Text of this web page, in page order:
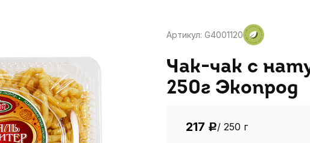
Артикул: G4001120
Чак-чак с
250г Экопрод
217 Р/ 250 г